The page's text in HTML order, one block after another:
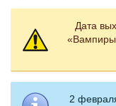
Дата
«Вампиры
2